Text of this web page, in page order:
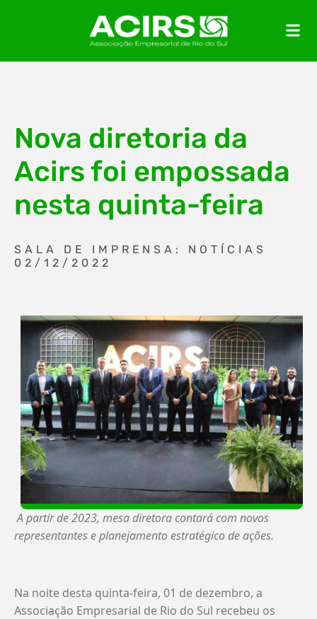
Nova diretoria da
Acirs foi empossada
nesta quinta-feira
SALA DE IMPRENSA: NOTÍCIAS
02/12/2022
A partir de 2023, mesa diretora contará com novos
representantes e planejamento estratégico de ações.
Na noite desta quinta-feira, 01 de dezembro, a
Associação Empresarial de Rio do Sul recebeu os